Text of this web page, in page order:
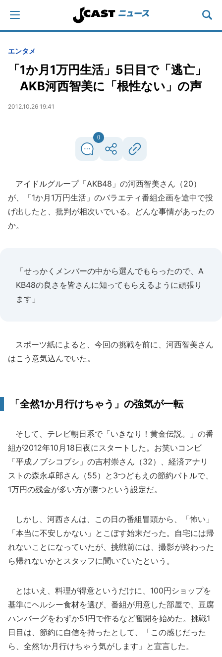
エンタメ
「1か月1万円生活」5日目で「逃亡」
AKB河西智美に「根性ない」の声
2012.10.26 19:41
0
アイドルグループ「AKB48」の河西智美さん（20）
が、「1か月1万円生活」のバラエティ番組企画を途中で投
げ出したと、批判が相次いでいる。どんな事情があったの
か。
「せっかくメンバーの中から選んでもらったので、A
KB48の良さを皆さんに知ってもらえるように頑張り
ます」
スポーツ紙によると、今回の挑戦を前に、河西智美さん
はこう意気込んでいた。
「全然1か月行けちゃう」の強気が一転
そして、テレビ朝日系で「いきなり！黄金伝説。」の番
組が2012年10月18日夜にスタートした。お笑いコンビ
「平成ノブシコブシ」の吉村崇さん（32）、経済アナリ
ストの森永卓郎さん（55）と3つどもえの節約バトルで、
1万円の残金が多い方が勝つという設定だ。
しかし、河西さんは、この日の番組冒頭から、「怖い」
「本当に不安しかない」とこぼす始末だった。自宅には帰
れないことになっていたが、挑戦前には、撮影が終わった
ら帰れないかとスタッフに聞いていたという。
とはいえ、料理が得意というだけに、100円ショップを
基準にヘルシー食材を選び、番組が用意した部屋で、豆腐
ハンバーグをわずか51円で作るなど奮闘を始めた。挑戦1
日目は、節約に自信を持ったとして、「この感じだった
ら、全然1か月行けちゃう気がします」と宣言した。